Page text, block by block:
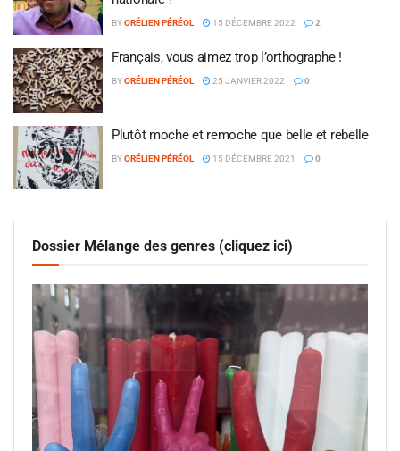
BYORÉLIEN PÉRÉOL 15 DÉCEMBRE 2022 2
Français, vous aimez trop l’orthographe !
BYORÉLIEN PÉRÉOL 25 JANVIER 2022 0
Plutôt moche et remoche que belle et rebelle
BYORÉLIEN PÉRÉOL 15 DÉCEMBRE 2021 0
Dossier Mélange des genres (cliquez ici)